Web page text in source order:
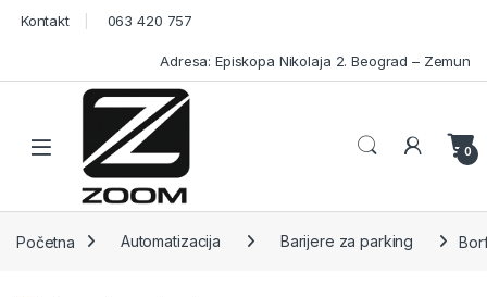
Skip to navigation
Skip to content
Kontakt 063 420 757
Adresa: Episkopa Nikolaja 2. Beograd – Zemun
Open 0
Početna Automatizacija Barijere za parking